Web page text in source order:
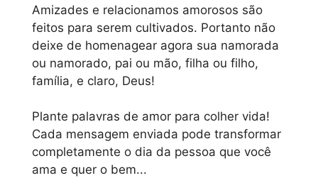
Amizades e relacionamos amorosos são
feitos para serem cultivados. Portanto não
deixe de homenagear agora sua namorada
ou namorado, pai ou mão, filha ou filho,
família, e claro, Deus!
Plante palavras de amor para colher vida!
Cada mensagem enviada pode transformar
completamente o dia da pessoa que você
ama e quer o bem...